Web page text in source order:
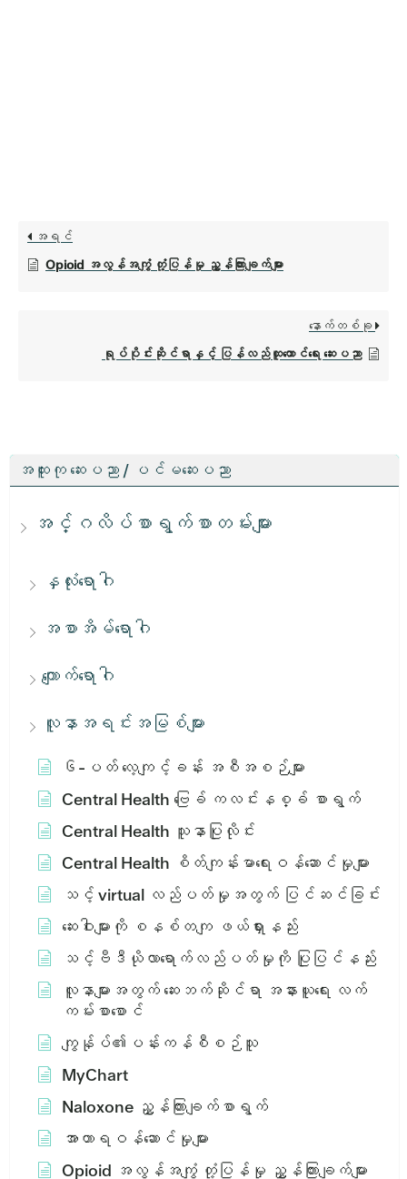
အထူးကု ဆေးပညာ / ပင်မဆေးပညာ
အင်္ဂလိပ်စာရွက်စာတမ်းများ
နှလုံးရောဂါ
အစာအိမ်ရောဂါ
ကျောက်ရောဂါ
လူနာအရင်းအမြစ်များ
၆-ပတ် လေ့ကျင့်ခန်း အစီအစဉ်များ
Central Health ဗြေခ် ကလင်းနစ္ခ် စာရွက်
Central Health သူနာပြုလိုင်း
Central Health စိတ်ကျန်းမာရေးဝန်ဆောင်မှုများ
သင့် virtual လည်ပတ်မှုအတွက် ပြင်ဆင်ခြင်း
ဆေးဝါးများကို စနစ်တကျ ဖယ်ရှားနည်း
သင့်ဗီဒီယိုလာရောက်လည်ပတ်မှုကို ပြုပြင်နည်း
လူနာများအတွက် ဆေးဘက်ဆိုင်ရာ အနားယူရေး လက်
ကမ်းစာစောင်
ကျွန်ုပ်၏ပန်းကန်စီစဉ်သူ
MyChart
Naloxone ညွှန်ကြားချက်စာရွက်
အာဟာရဝန်ဆောင်မှုများ
Opioid အလွန်အကျွံ တုံ့ပြန်မှု ညွှန်ကြားချက်များ
အရင်
Opioid အလွန်အကျွံ တုံ့ပြန်မှု ညွှန်ကြားချက်များ
နောက်တစ်ခု
ရုပ်ပိုင်းဆိုင်ရာနှင့် ပြန်လည်ထူထောင်ရေး ဆေးပညာ